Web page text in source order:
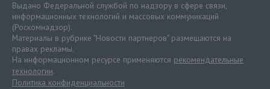
Выдано Федеральной службой по надзору в сфере связи,
информационных технологий и массовых коммуникаций
(Роскомнадзор).
Материалы в рубрике "Новости партнеров" размещаются на
правах рекламы.
На информационном ресурсе применяются рекомендательные
технологии.
Политика конфиденциальности